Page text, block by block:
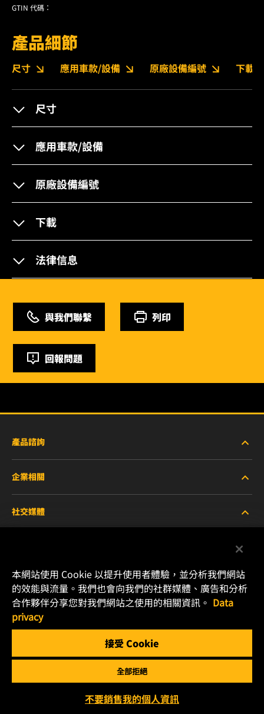
GTIN 代碼：
產品細節
尺寸 應用車款/設備 原廠設備編號 下載
尺寸
應用車款/設備
原廠設備編號
下載
法律信息
與我們聯繫 列印
回報問題
產品諮詢
重型設備車輛
小客車與商用車
賽車產品
企業相關
關於WIX
聯絡我們
職涯發展
社交媒體
Instagram
YouTube
Copyright 2024 MANN+HUMMEL. All rights reserved.
本網站使用 Cookie 以提升使用者體驗，並分析我們網站
的效能與流量。我們也會向我們的社群媒體、廣告和分析
合作夥伴分享您對我們網站之使用的相關資訊。 Data
privacy
接受 Cookie
全部拒絕
不要銷售我的個人資訊